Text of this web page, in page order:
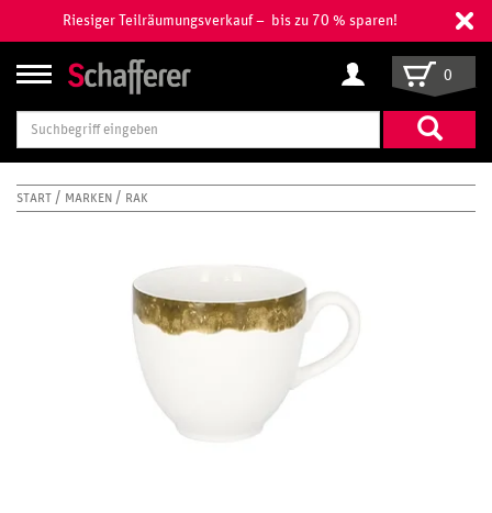
Riesiger Teilräumungsverkauf – bis zu 70 % sparen!
Suchbegriff
eingeben
0
START MARKEN RAK